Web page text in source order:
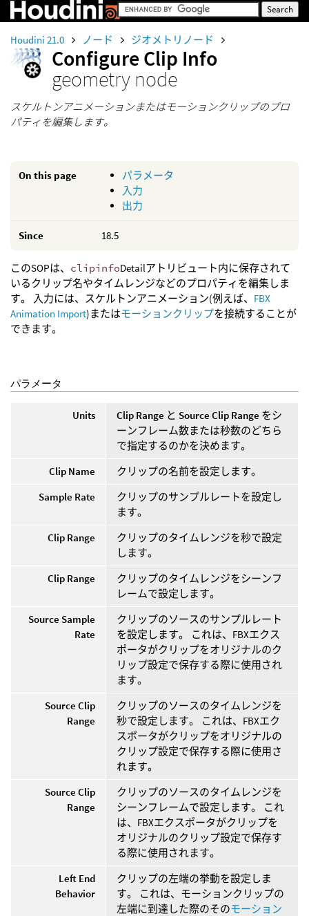
Houdini 21.0 ノード ジオメトリノード
Configure Clip Info
geometry node
スケルトンアニメーションまたはモーションクリップのプロ
パティを編集します。
On this page
パラメータ
入力
出力
Since 18.5
このSOPは、 clipinfoDetailアトリビュート内に保存されて
いるクリップ名やタイムレンジなどのプロパティを編集しま
す。 入力には、スケルトンアニメーション(例えば、 FBX
Animation Import)またはモーションクリップを接続することが
できます。
パラメータ
Units Clip Range と Source Clip Range をシ
ーンフレーム数または秒数のどちら
で指定するのかを決めます。
Clip Name
クリップの名前を設定します。
Sample Rate
クリップのサンプルレートを設定し
ます。
Clip Range
クリップのタイムレンジを秒で設定
します。
Clip Range
クリップのタイムレンジをシーンフ
レームで設定します。
Source Sample
Rate
クリップのソースのサンプルレート
を設定します。 これは、FBXエクス
ポータがクリップをオリジナルのク
リップ設定で保存する際に使用され
ます。
Source Clip
Range
クリップのソースのタイムレンジを
秒で設定します。 これは、FBXエク
スポータがクリップをオリジナルの
クリップ設定で保存する際に使用さ
れます。
Source Clip
Range
クリップのソースのタイムレンジを
シーンフレームで設定します。 これ
は、FBXエクスポータがクリップを
オリジナルのクリップ設定で保存す
る際に使用されます。
Left End
Behavior
クリップの左端の挙動を設定しま
す。 これは、モーションクリップの
左端に到達した際のそのモーション